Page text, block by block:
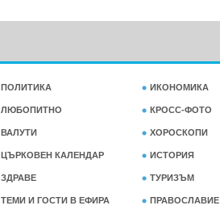
ПОЛИТИКА ИКОНОМИКА
ЛЮБОПИТНО КРОСС-ФОТО
ВАЛУТИ ХОРОСКОПИ
ЦЪРКОВЕН КАЛЕНДАР ИСТОРИЯ
ЗДРАВЕ ТУРИЗЪМ
ТЕМИ И ГОСТИ В ЕФИРА ПРАВОСЛАВИЕ